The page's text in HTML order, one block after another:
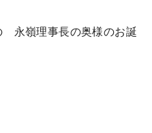
永嶺理事長の奥様のお誕